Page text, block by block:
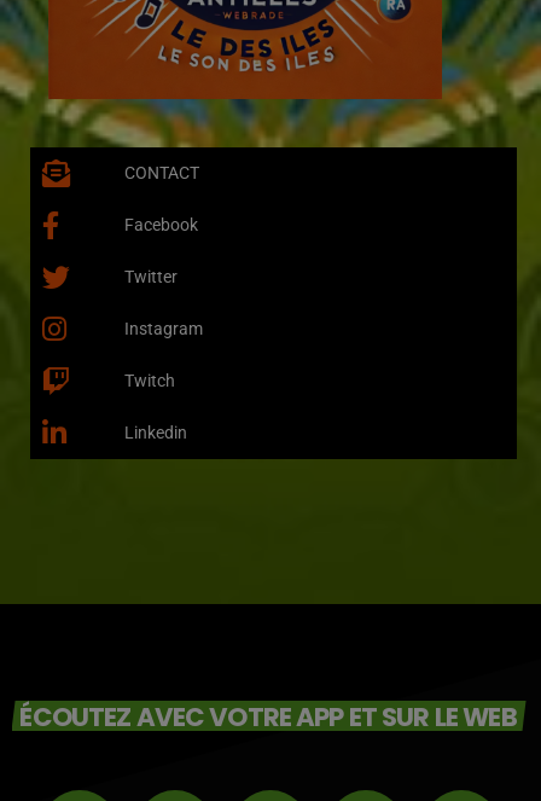
CONTACT
Facebook
Twitter
Instagram
Twitch
Linkedin
ÉCOUTEZ AVEC VOTRE APP ET SUR LE WEB